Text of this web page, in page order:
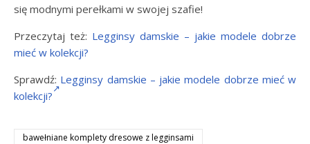
się modnymi perełkami w swojej szafie!
Przeczytaj też: Legginsy damskie – jakie modele dobrze
mieć w kolekcji?
Sprawdź: Legginsy damskie – jakie modele dobrze mieć w
kolekcji?
bawełniane komplety dresowe z legginsami